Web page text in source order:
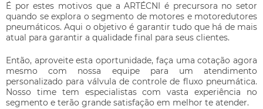
É por estes motivos que a ARTÉCNI é precursora no setor
quando se explora o segmento de motores e motoredutores
pneumáticos. Aqui o objetivo é garantir tudo que há de mais
atual para garantir a qualidade final para seus clientes.
Então, aproveite esta oportunidade, faça uma cotação agora
mesmo com nossa equipe para um atendimento
personalizado para válvula de controle de fluxo pneumática.
Nosso time tem especialistas com vasta experiência no
segmento e terão grande satisfação em melhor te atender.